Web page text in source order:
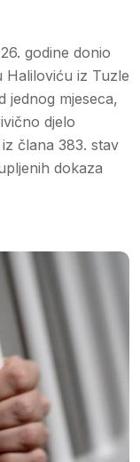
godine donio
Haliloviću iz Tuzle
jednog mjeseca,
djelo
člana 383. stav
dokaza